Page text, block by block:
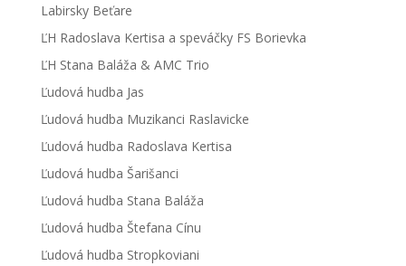
Labirsky Beťare
ĽH Radoslava Kertisa a speváčky FS Borievka
ĽH Stana Baláža & AMC Trio
Ľudová hudba Jas
Ľudová hudba Muzikanci Raslavicke
Ľudová hudba Radoslava Kertisa
Ľudová hudba Šarišanci
Ľudová hudba Stana Baláža
Ľudová hudba Štefana Cínu
Ľudová hudba Stropkoviani